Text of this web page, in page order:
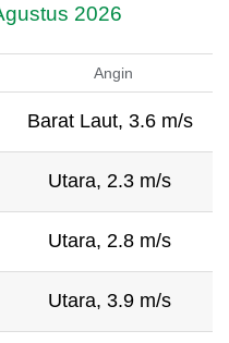
2026
Angin
Barat Laut, 3.6 m/s
Utara, 2.3 m/s
Utara, 2.8 m/s
Utara, 3.9 m/s